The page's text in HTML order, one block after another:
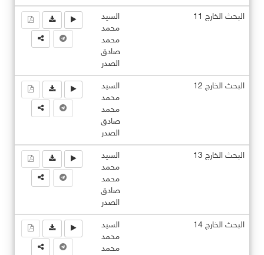
البحث الخارج 11
السيد
محمد
محمد
صادق
الصدر
البحث الخارج 12
السيد
محمد
محمد
صادق
الصدر
البحث الخارج 13
السيد
محمد
محمد
صادق
الصدر
البحث الخارج 14
السيد
محمد
محمد